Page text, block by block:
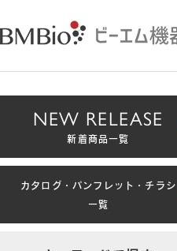
NEW RELEASE
新着商品一覧
カタログ・パンフレット・チラシ
一覧